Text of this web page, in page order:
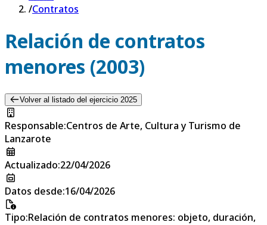
/Contratos
Relación de contratos
menores (2003)
Volver al listado del ejercicio 2025
Responsable:Centros de Arte, Cultura y Turismo de
Lanzarote
Actualizado:22/04/2026
Datos desde:16/04/2026
Tipo:Relación de contratos menores: objeto, duración,